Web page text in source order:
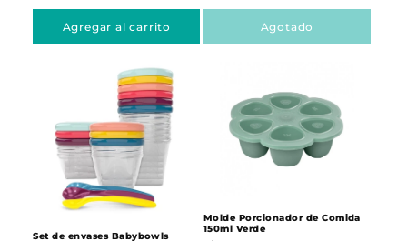
habitual
Agregar al carrito
habitual
Agotado
Set de envases Babybowls
Molde Porcionador de Comida
150ml Verde